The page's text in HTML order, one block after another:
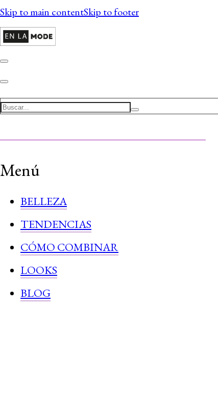
Skip to main contentSkip to footer
Search
Menú
BELLEZA
TENDENCIAS
CÓMO COMBINAR
LOOKS
BLOG